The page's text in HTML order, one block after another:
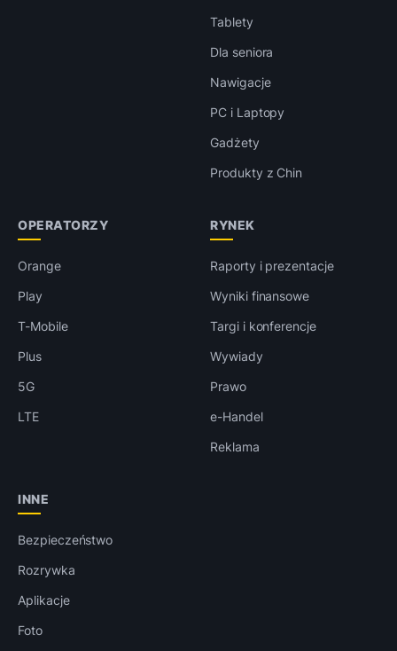
Tablety
Dla seniora
Nawigacje
PC i Laptopy
Gadżety
Produkty z Chin
OPERATORZY
Orange
Play
T-Mobile
Plus
5G
LTE
RYNEK
Raporty i prezentacje
Wyniki finansowe
Targi i konferencje
Wywiady
Prawo
e-Handel
Reklama
INNE
Bezpieczeństwo
Rozrywka
Aplikacje
Foto